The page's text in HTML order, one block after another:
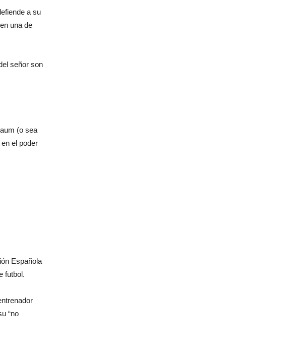
a su
una de
señor son
(o sea
el poder
Española
futbol.
“no